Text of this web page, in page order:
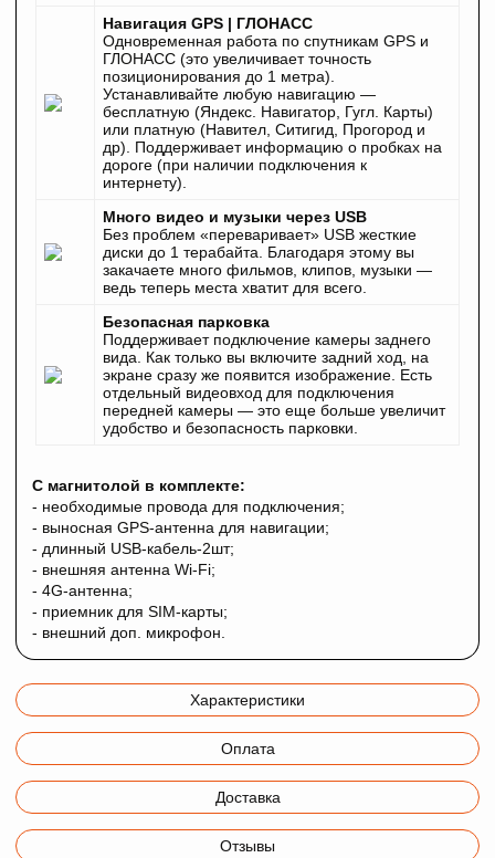
Навигация GPS | ГЛОНАСС
Одновременная работа по спутникам GPS и
ГЛОНАСС (это увеличивает точность
позиционирования до 1 метра).
Устанавливайте любую навигацию —
бесплатную (Яндекс. Навигатор, Гугл. Карты)
или платную (Навител, Ситигид, Прогород и
др). Поддерживает информацию о пробках на
дороге (при наличии подключения к
интернету).
Много видео и музыки через USB
Без проблем «переваривает» USB жесткие
диски до 1 терабайта. Благодаря этому вы
закачаете много фильмов, клипов, музыки —
ведь теперь места хватит для всего.
Безопасная парковка
Поддерживает подключение камеры заднего
вида. Как только вы включите задний ход, на
экране сразу же появится изображение. Есть
отдельный видеовход для подключения
передней камеры — это еще больше увеличит
удобство и безопасность парковки.
С магнитолой в комплекте:
- необходимые провода для подключения;
- выносная GPS-антенна для навигации;
- длинный USB-кабель-2шт;
- внешняя антенна Wi-Fi;
- 4G-антенна;
- приемник для SIM-карты;
- внешний доп. микрофон.
Характеристики
Оплата
Доставка
Отзывы